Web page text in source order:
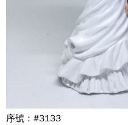
序號 : #3133